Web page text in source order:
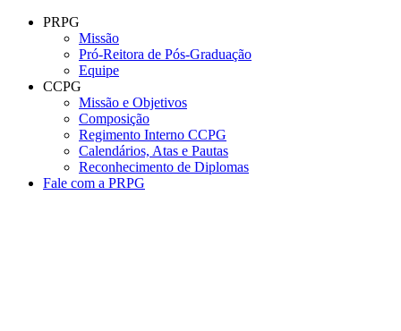
Conteúdo principal
PRPG
Missão
Pró-Reitora de Pós-Graduação
Equipe
CCPG
Missão e Objetivos
Composição
Regimento Interno CCPG
Calendários, Atas e Pautas
Reconhecimento de Diplomas
Fale com a PRPG